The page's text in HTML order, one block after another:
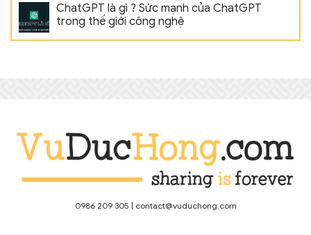
ChatGPT là gì ? Sức mạnh của ChatGPT
trong thế giới công nghệ
0986 209 305 | contact@vuduchong.com